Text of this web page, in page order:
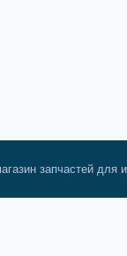
запчастей для